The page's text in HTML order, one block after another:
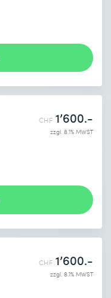
CHF 1’600.-
zzgl. 8.1% MWST
CHF 1’600.-
zzgl. 8.1% MWST